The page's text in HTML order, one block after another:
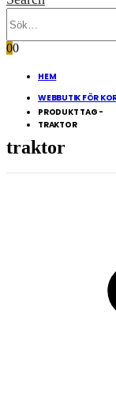
00
HEM
WEBBUTIK FÖR
PRODUKT TAG -
TRAKTOR
traktor